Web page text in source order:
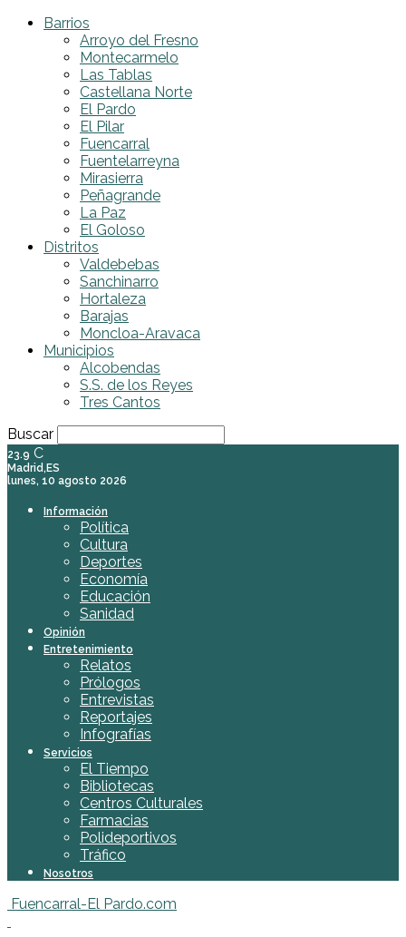
Barrios
Arroyo del Fresno
Montecarmelo
Las Tablas
Castellana Norte
El Pardo
El Pilar
Fuencarral
Fuentelarreyna
Mirasierra
Peñagrande
La Paz
El Goloso
Distritos
Valdebebas
Sanchinarro
Hortaleza
Barajas
Moncloa-Aravaca
Municipios
Alcobendas
S.S. de los Reyes
Tres Cantos
Buscar
23.9 C
Madrid,ES
lunes, 10 agosto 2026
Información
Política
Cultura
Deportes
Economía
Educación
Sanidad
Opinión
Entretenimiento
Relatos
Prólogos
Entrevistas
Reportajes
Infografías
Servicios
El Tiempo
Bibliotecas
Centros Culturales
Farmacias
Polideportivos
Tráfico
Nosotros
Fuencarral-El Pardo.com